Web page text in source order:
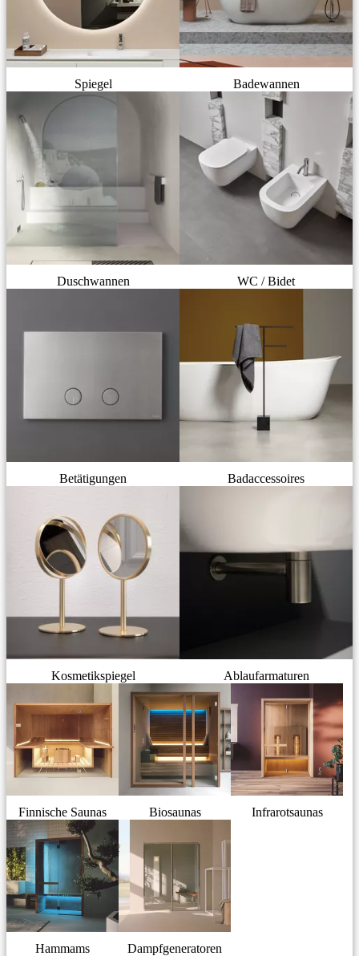
Spiegel Badewannen
Duschwannen WC / Bidet
Betätigungen Badaccessoires
Kosmetikspiegel Ablaufarmaturen
Finnische Saunas Biosaunas Infrarotsaunas
Hammams Dampfgeneratoren